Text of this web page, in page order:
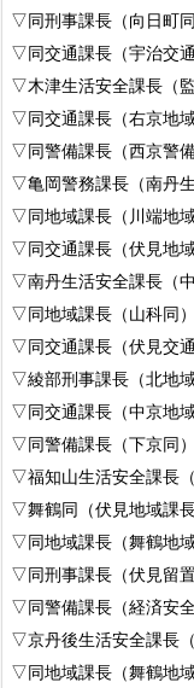
▽同刑事課長（向日町
▽同交通課長（宇治交
▽木津生活安全課長（
▽同交通課長（右京地
▽同警備課長（西京警
▽亀岡警務課長（南丹
▽同地域課長（川端地
▽同交通課長（伏見地
▽南丹生活安全課長（
▽同地域課長（山科同
▽同交通課長（伏見交
▽綾部刑事課長（北地
▽同交通課長（中京地
▽同警備課長（下京同
▽福知山生活安全課長
▽舞鶴同（伏見地域課
▽同地域課長（舞鶴地
▽同刑事課長（伏見留
▽同警備課長（経済安
▽京丹後生活安全課長
▽同地域課長（舞鶴地